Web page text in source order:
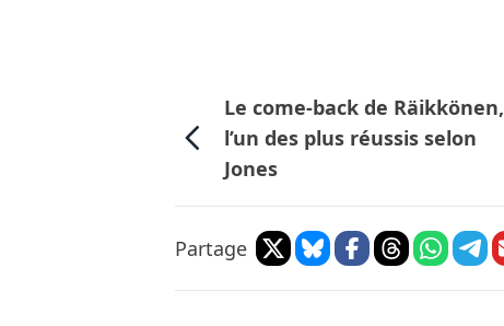
Le come-back de Räikkönen,
l’un des plus réussis selon
Jones
Partage